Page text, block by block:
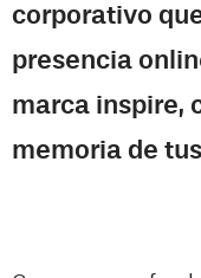
corporativo
presencia
marca inspire,
memoria de